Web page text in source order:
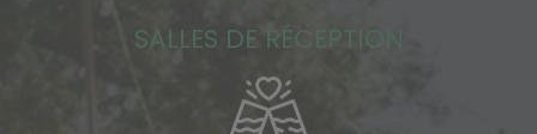
SALLES DE RÉCEPTION